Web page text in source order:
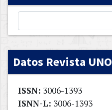
Datos Revista UNO
ISSN: 3006-1393
ISNN-L: 3006-1393